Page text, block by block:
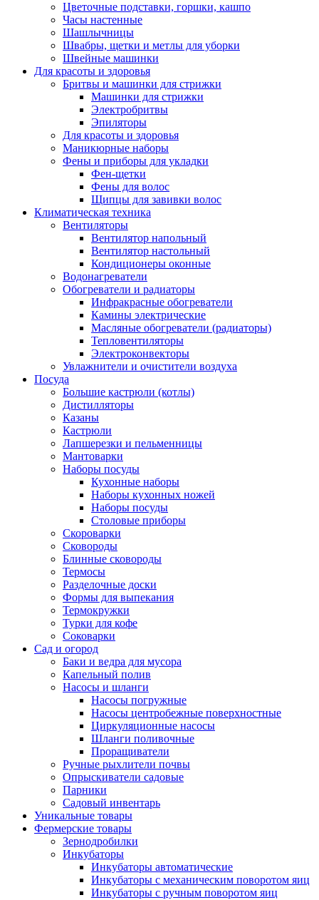
Цветочные подставки, горшки, кашпо
Часы настенные
Шашлычницы
Швабры, щетки и метлы для уборки
Швейные машинки
Для красоты и здоровья
Бритвы и машинки для стрижки
Машинки для стрижки
Электробритвы
Эпиляторы
Для красоты и здоровья
Маникюрные наборы
Фены и приборы для укладки
Фен-щетки
Фены для волос
Щипцы для завивки волос
Климатическая техника
Вентиляторы
Вентилятор напольный
Вентилятор настольный
Кондиционеры оконные
Водонагреватели
Обогреватели и радиаторы
Инфракрасные обогреватели
Камины электрические
Масляные обогреватели (радиаторы)
Тепловентиляторы
Электроконвекторы
Увлажнители и очистители воздуха
Посуда
Большие кастрюли (котлы)
Дистилляторы
Казаны
Кастрюли
Лапшерезки и пельменницы
Мантоварки
Наборы посуды
Кухонные наборы
Наборы кухонных ножей
Наборы посуды
Столовые приборы
Скороварки
Сковороды
Блинные сковороды
Термосы
Разделочные доски
Формы для выпекания
Термокружки
Турки для кофе
Соковарки
Сад и огород
Баки и ведра для мусора
Капельный полив
Насосы и шланги
Насосы погружные
Насосы центробежные поверхностные
Циркуляционные насосы
Шланги поливочные
Проращиватели
Ручные рыхлители почвы
Опрыскиватели садовые
Парники
Садовый инвентарь
Уникальные товары
Фермерские товары
Зернодробилки
Инкубаторы
Инкубаторы автоматические
Инкубаторы с механическим поворотом яиц
Инкубаторы с ручным поворотом яиц